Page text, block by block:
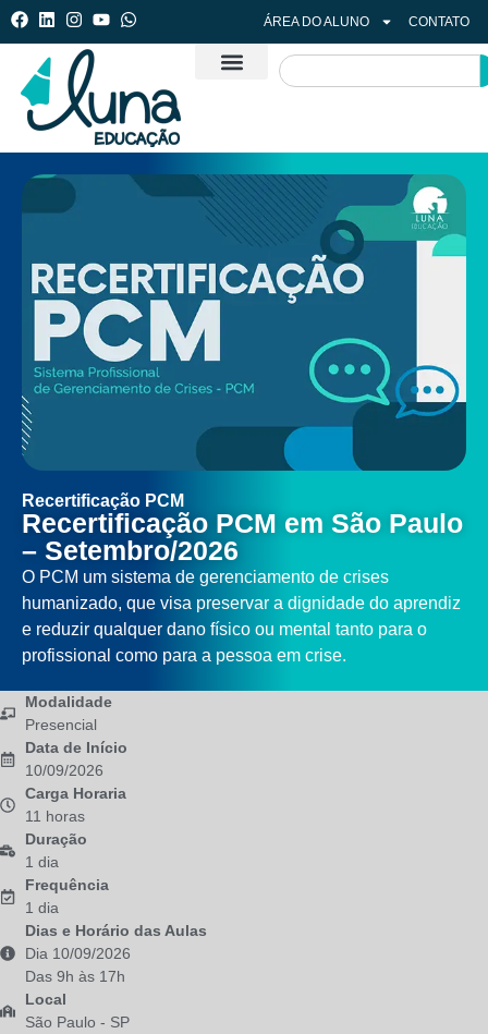
ÁREA DO ALUNO CONTATO
Recertificação PCM
Recertificação PCM em São Paulo
– Setembro/2026
O PCM um sistema de gerenciamento de crises
humanizado, que visa preservar a dignidade do aprendiz
e reduzir qualquer dano físico ou mental tanto para o
profissional como para a pessoa em crise.
Modalidade
Presencial
Data de Início
10/09/2026
Carga Horaria
11 horas
Duração
1 dia
Frequência
1 dia
Dias e Horário das Aulas
Dia 10/09/2026
Das 9h às 17h
Local
São Paulo - SP